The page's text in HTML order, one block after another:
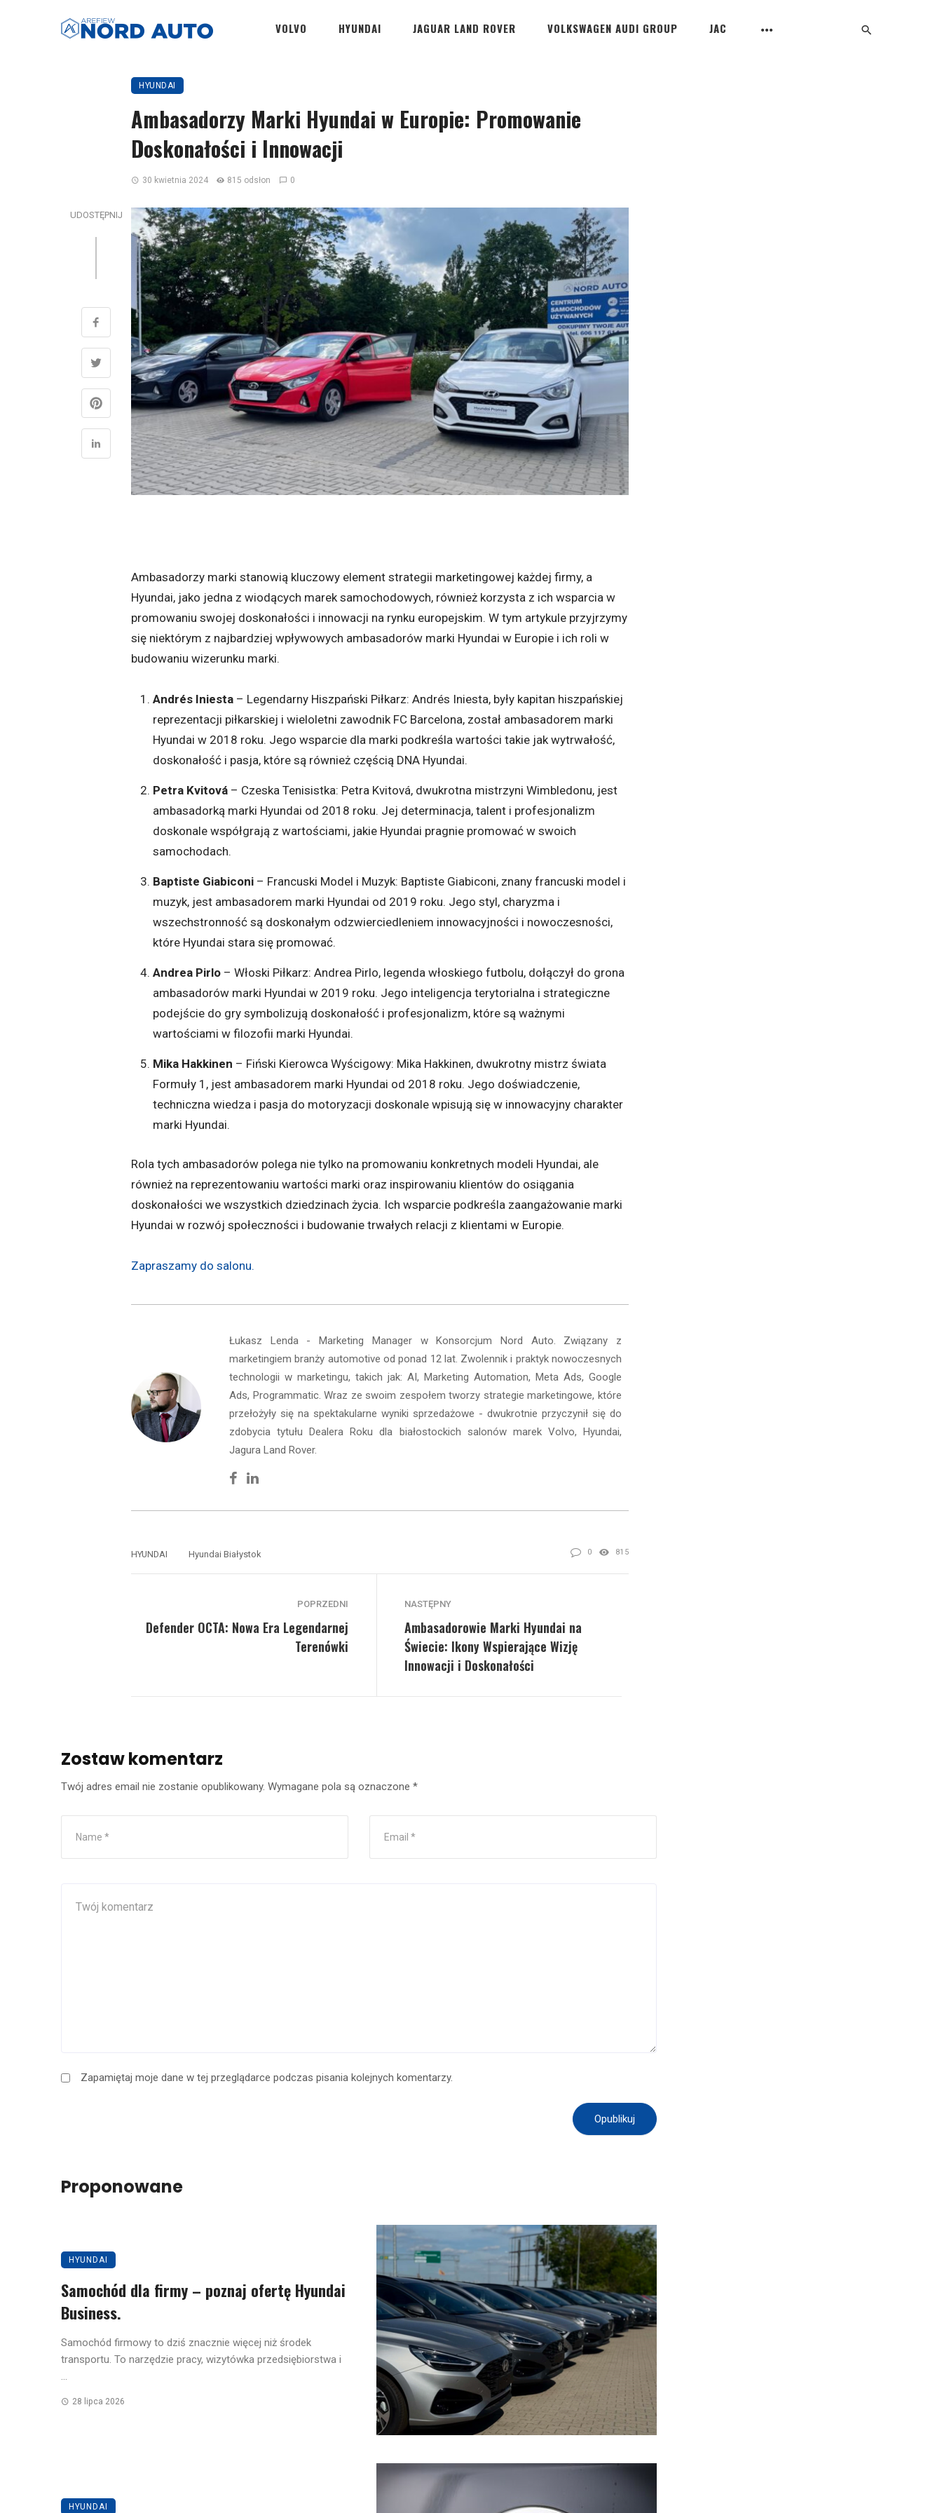
VOLVO HYUNDAI JAGUAR LAND ROVER VOLKSWAGEN AUDI GROUP JAC
HYUNDAI
Ambasadorzy Marki Hyundai w Europie: Promowanie
Doskonałości i Innowacji
30 kwietnia 2024 815 odsłon 0
UDOSTĘPNIJ
Ambasadorzy marki stanowią kluczowy element strategii marketingowej każdej firmy, a
Hyundai, jako jedna z wiodących marek samochodowych, również korzysta z ich wsparcia w
promowaniu swojej doskonałości i innowacji na rynku europejskim. W tym artykule przyjrzymy
się niektórym z najbardziej wpływowych ambasadorów marki Hyundai w Europie i ich roli w
budowaniu wizerunku marki.
Andrés Iniesta– Legendarny Hiszpański Piłkarz: Andrés Iniesta, były kapitan hiszpańskiej
reprezentacji piłkarskiej i wieloletni zawodnik FC Barcelona, został ambasadorem marki
Hyundai w 2018 roku. Jego wsparcie dla marki podkreśla wartości takie jak wytrwałość,
doskonałość i pasja, które są również częścią DNA Hyundai.
Petra Kvitová– Czeska Tenisistka: Petra Kvitová, dwukrotna mistrzyni Wimbledonu, jest
ambasadorką marki Hyundai od 2018 roku. Jej determinacja, talent i profesjonalizm
doskonale współgrają z wartościami, jakie Hyundai pragnie promować w swoich
samochodach.
Baptiste Giabiconi– Francuski Model i Muzyk: Baptiste Giabiconi, znany francuski model i
muzyk, jest ambasadorem marki Hyundai od 2019 roku. Jego styl, charyzma i
wszechstronność są doskonałym odzwierciedleniem innowacyjności i nowoczesności,
które Hyundai stara się promować.
Andrea Pirlo– Włoski Piłkarz: Andrea Pirlo, legenda włoskiego futbolu, dołączył do grona
ambasadorów marki Hyundai w 2019 roku. Jego inteligencja terytorialna i strategiczne
podejście do gry symbolizują doskonałość i profesjonalizm, które są ważnymi
wartościami w filozofii marki Hyundai.
Mika Hakkinen – Fiński Kierowca Wyścigowy: Mika Hakkinen, dwukrotny mistrz świata
Formuły 1, jest ambasadorem marki Hyundai od 2018 roku. Jego doświadczenie,
techniczna wiedza i pasja do motoryzacji doskonale wpisują się w innowacyjny charakter
marki Hyundai.
Rola tych ambasadorów polega nie tylko na promowaniu konkretnych modeli Hyundai, ale
również na reprezentowaniu wartości marki oraz inspirowaniu klientów do osiągania
doskonałości we wszystkich dziedzinach życia. Ich wsparcie podkreśla zaangażowanie marki
Hyundai w rozwój społeczności i budowanie trwałych relacji z klientami w Europie.
Zapraszamy do salonu.
Łukasz Lenda - Marketing Manager w Konsorcjum Nord Auto. Związany z
marketingiem branży automotive od ponad 12 lat. Zwolennik i praktyk nowoczesnych
technologii w marketingu, takich jak: AI, Marketing Automation, Meta Ads, Google
Ads, Programmatic. Wraz ze swoim zespołem tworzy strategie marketingowe, które
przełożyły się na spektakularne wyniki sprzedażowe - dwukrotnie przyczynił się do
zdobycia tytułu Dealera Roku dla białostockich salonów marek Volvo, Hyundai,
Jagura Land Rover.
Facebook
Linkedin
HYUNDAI Hyundai Białystok 0 815
POPRZEDNI
Defender OCTA: Nowa Era Legendarnej
Terenówki
NASTĘPNY
Ambasadorowie Marki Hyundai na
Świecie: Ikony Wspierające Wizję
Innowacji i Doskonałości
Zostaw komentarz
Twój adres email nie zostanie opublikowany. Wymagane pola są oznaczone *
Zapamiętaj moje dane w tej przeglądarce podczas pisania kolejnych komentarzy.
Proponowane
HYUNDAI
Samochód dla firmy – poznaj ofertę Hyundai
Business.
Samochód firmowy to dziś znacznie więcej niż środek
transportu. To narzędzie pracy, wizytówka przedsiębiorstwa i
...
28 lipca 2026
HYUNDAI